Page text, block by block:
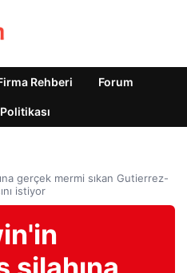
Rehberi Forum
gerçek mermi sıkan Gutierrez-
istiyor